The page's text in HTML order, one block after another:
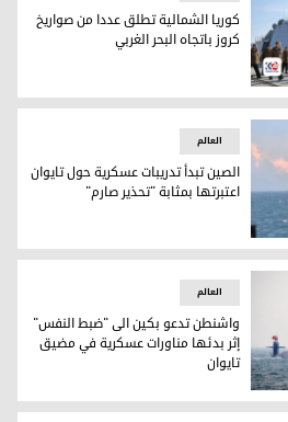
من صواريخ كروز باتجاه البحر الغربي
كوريا الشمالية تطلق عددا من صواريخ
كروز باتجاه البحر الغربي
حول تايوان اعتبرتها بمثابة "تحذير
العالم
الصين تبدأ تدريبات عسكرية حول تايوان
اعتبرتها بمثابة "تحذير صارم"
العالم
واشنطن تدعو بكين الى "ضبط النفس"
إثر بدئها مناورات عسكرية في مضيق
تايوان